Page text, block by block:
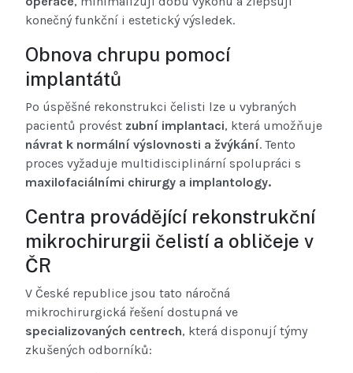
konečný funkční i estetický výsledek.
Obnova chrupu pomocí
implantátů
Po úspěšné rekonstrukci čelisti lze u vybraných
pacientů provést zubní implantaci, která umožňuje
návrat k normální výslovnosti a žvýkání. Tento
proces vyžaduje multidisciplinární spolupráci s
maxilofaciálními chirurgy a implantology.
Centra provádějící rekonstrukční
mikrochirurgii čelistí a obličeje v
ČR
V České republice jsou tato náročná
mikrochirurgická řešení dostupná ve
specializovaných centrech, která disponují týmy
zkušených odborníků: